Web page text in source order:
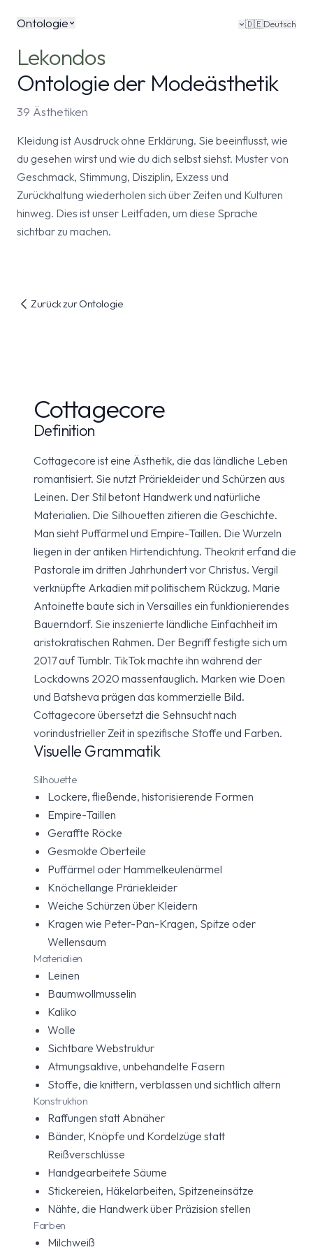
Ontologie 🇩🇪Deutsch
Lekondos
Ontologie der Modeästhetik
39 Ästhetiken
Kleidung ist Ausdruck ohne Erklärung. Sie beeinflusst, wie
du gesehen wirst und wie du dich selbst siehst. Muster von
Geschmack, Stimmung, Disziplin, Exzess und
Zurückhaltung wiederholen sich über Zeiten und Kulturen
hinweg. Dies ist unser Leitfaden, um diese Sprache
sichtbar zu machen.
Zurück zur Ontologie
Cottagecore
Definition
Cottagecore ist eine Ästhetik, die das ländliche Leben
romantisiert. Sie nutzt Präriekleider und Schürzen aus
Leinen. Der Stil betont Handwerk und natürliche
Materialien. Die Silhouetten zitieren die Geschichte.
Man sieht Puffärmel und Empire-Taillen. Die Wurzeln
liegen in der antiken Hirtendichtung. Theokrit erfand die
Pastorale im dritten Jahrhundert vor Christus. Vergil
verknüpfte Arkadien mit politischem Rückzug. Marie
Antoinette baute sich in Versailles ein funktionierendes
Bauerndorf. Sie inszenierte ländliche Einfachheit im
aristokratischen Rahmen. Der Begriff festigte sich um
2017 auf Tumblr. TikTok machte ihn während der
Lockdowns 2020 massentauglich. Marken wie Doen
und Batsheva prägen das kommerzielle Bild.
Cottagecore übersetzt die Sehnsucht nach
vorindustrieller Zeit in spezifische Stoffe und Farben.
Visuelle Grammatik
Silhouette
Lockere, fließende, historisierende Formen
Empire-Taillen
Geraffte Röcke
Gesmokte Oberteile
Puffärmel oder Hammelkeulenärmel
Knöchellange Präriekleider
Weiche Schürzen über Kleidern
Kragen wie Peter-Pan-Kragen, Spitze oder
Wellensaum
Materialien
Leinen
Baumwollmusselin
Kaliko
Wolle
Sichtbare Webstruktur
Atmungsaktive, unbehandelte Fasern
Stoffe, die knittern, verblassen und sichtlich altern
Konstruktion
Raffungen statt Abnäher
Bänder, Knöpfe und Kordelzüge statt
Reißverschlüsse
Handgearbeitete Säume
Stickereien, Häkelarbeiten, Spitzeneinsätze
Nähte, die Handwerk über Präzision stellen
Farben
Milchweiß